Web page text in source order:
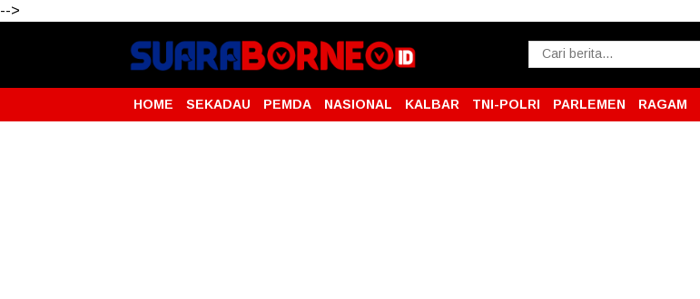
-->
HOME SEKADAU PEMDA NASIONAL KALBAR TNI-POLRI PARLEMEN RAGAM